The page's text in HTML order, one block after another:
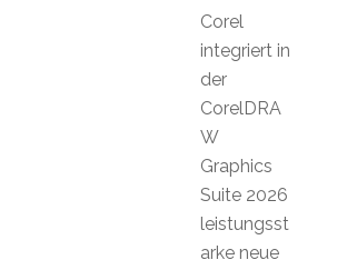
Corel
integriert in
der
CorelDRA
W
Graphics
Suite 2026
leistungsst
arke neue